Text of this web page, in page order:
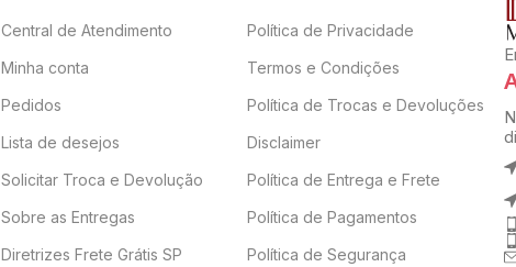
Central de Atendimento
Minha conta
Pedidos
Lista de desejos
Solicitar Troca e Devolução
Sobre as Entregas
Diretrizes Frete Grátis SP
Política de Privacidade
Termos e Condições
Política de Trocas e Devoluções
Disclaimer
Política de Entrega e Frete
Política de Pagamentos
Política de Segurança